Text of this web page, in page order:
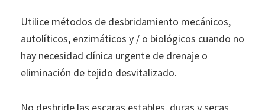
Utilice métodos de desbridamiento mecánicos,
autolíticos, enzimáticos y / o biológicos cuando no
hay necesidad clínica urgente de drenaje o
eliminación de tejido desvitalizado.